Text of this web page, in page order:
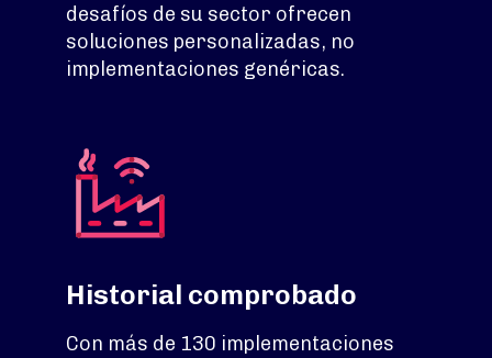
desafíos de su sector ofrecen
soluciones personalizadas, no
implementaciones genéricas.
Historial comprobado
Con más de 130 implementaciones